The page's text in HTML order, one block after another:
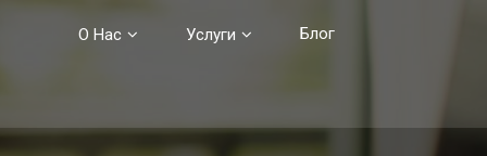
О Нас Услуги Блог